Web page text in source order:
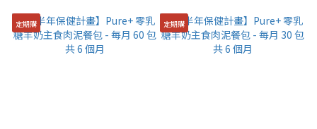
定期購 定期購